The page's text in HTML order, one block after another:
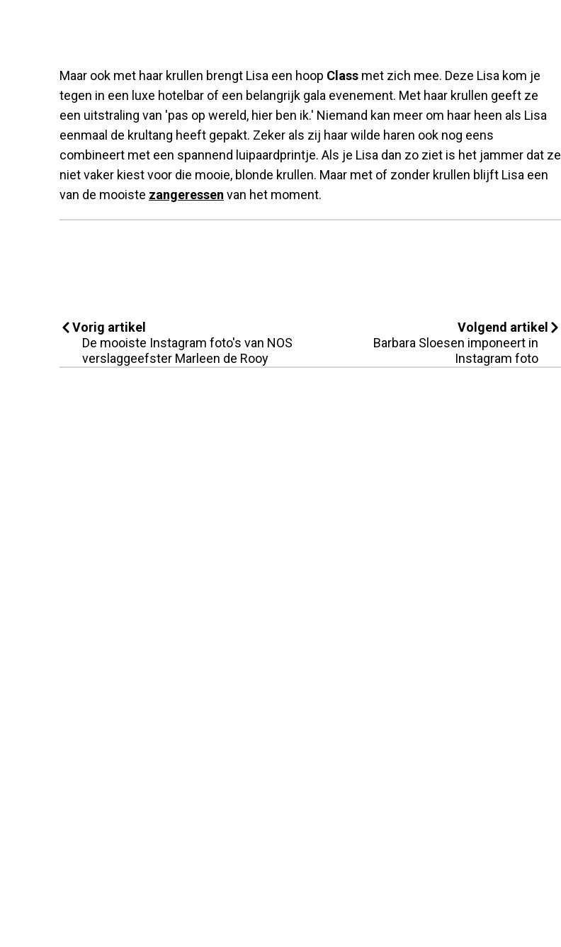
Maar ook met haar krullen brengt Lisa een hoop Class met zich mee. Deze Lisa kom je
tegen in een luxe hotelbar of een belangrijk gala evenement. Met haar krullen geeft ze
een uitstraling van 'pas op wereld, hier ben ik.' Niemand kan meer om haar heen als Lisa
eenmaal de krultang heeft gepakt. Zeker als zij haar wilde haren ook nog eens
combineert met een spannend luipaardprintje. Als je Lisa dan zo ziet is het jammer dat ze
niet vaker kiest voor die mooie, blonde krullen. Maar met of zonder krullen blijft Lisa een
van de mooiste zangeressen van het moment.
Vorig artikel
De mooiste Instagram foto's van NOS
verslaggeefster Marleen de Rooy
Volgend artikel
Barbara Sloesen imponeert in
Instagram foto